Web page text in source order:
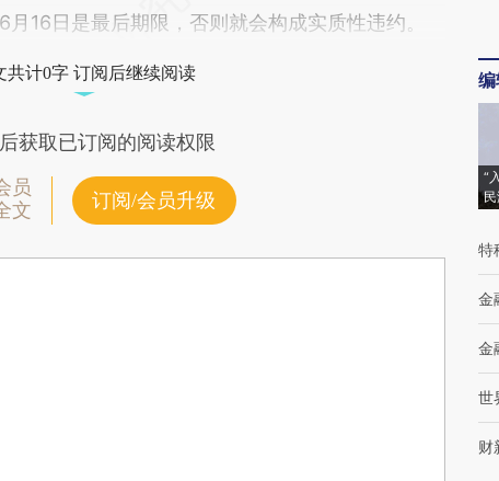
16日是最后期限，否则就会构成实质性违约。
共计0字 订阅后继续阅读
获取已订阅的阅读权限
员
文
订阅/会员升级
“
特
金
金
世
财